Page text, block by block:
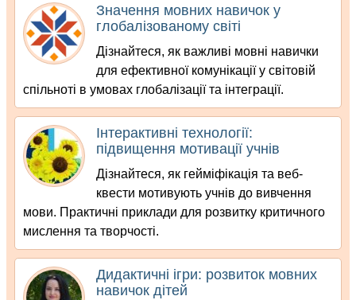
Значення мовних навичок у
глобалізованому світі
Дізнайтеся, як важливі мовні навички
для ефективної комунікації у світовій
спільноті в умовах глобалізації та інтеграції.
Інтерактивні технології:
підвищення мотивації учнів
Дізнайтеся, як гейміфікація та веб-
квести мотивують учнів до вивчення
мови. Практичні приклади для розвитку критичного
мислення та творчості.
Дидактичні ігри: розвиток мовних
навичок дітей